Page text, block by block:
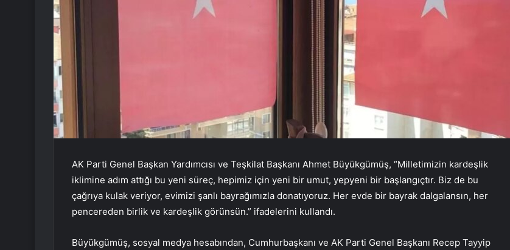
AK Parti Genel Başkan Yardımcısı ve Teşkilat Başkanı Ahmet Büyükgümüş, “Milletimizin kardeşlik
iklimine adım attığı bu yeni süreç, hepimiz için yeni bir umut, yepyeni bir başlangıçtır. Biz de bu
çağrıya kulak veriyor, evimizi şanlı bayrağımızla donatıyoruz. Her evde bir bayrak dalgalansın, her
pencereden birlik ve kardeşlik görünsün.” ifadelerini kullandı.
Büyükgümüş, sosyal medya hesabından, Cumhurbaşkanı ve AK Parti Genel Başkanı Recep Tayyip